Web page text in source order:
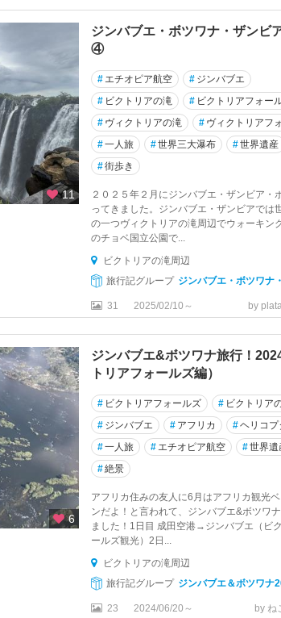
11
ジンバブエ・ボツワナ・ザンビ
④
# エチオピア航空 # ジンバブエ
# ビクトリアの滝 # ビクトリアフォー
# ヴィクトリアの滝 # ヴィクトリアフ
#一人旅 #世界三大瀑布 #世界遺産
#街歩き
２０２５年２月にジンバブエ・ザンビア・
ってきました。ジンバブエ・ザンビアでは
の一つヴィクトリアの滝周辺でウォーキン
のチョベ国立公園で...
ビクトリアの滝周辺
旅行記グループ ジンバブエ・ボツワナ
31 2025/02/10～ by
6
ジンバブエ&ボツワナ旅行！
トリアフォールズ編）
# ビクトリアフォールズ # ビクトリア
# ジンバブエ # アフリカ #ヘリコプ
#一人旅 # エチオピア航空 #世界遺
#絶景
アフリカ住みの友人に6月はアフリカ観光
ンだよ！と言われて、ジンバブエ&ボツワ
ました！1日目 成田空港→ジンバブエ（ビ
ールズ観光）2日...
ビクトリアの滝周辺
旅行記グループ ジンバブエ＆ボツワナ
23 2024/06/20～ by ね